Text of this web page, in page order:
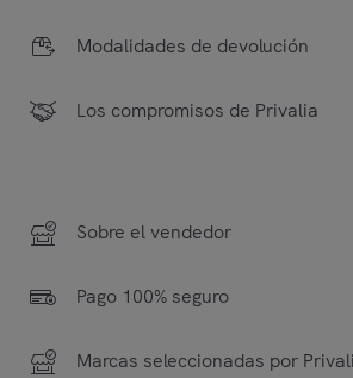
Modalidades de devolución
Los compromisos de Privalia
Sobre el vendedor
Pago 100% seguro
Marcas seleccionadas por